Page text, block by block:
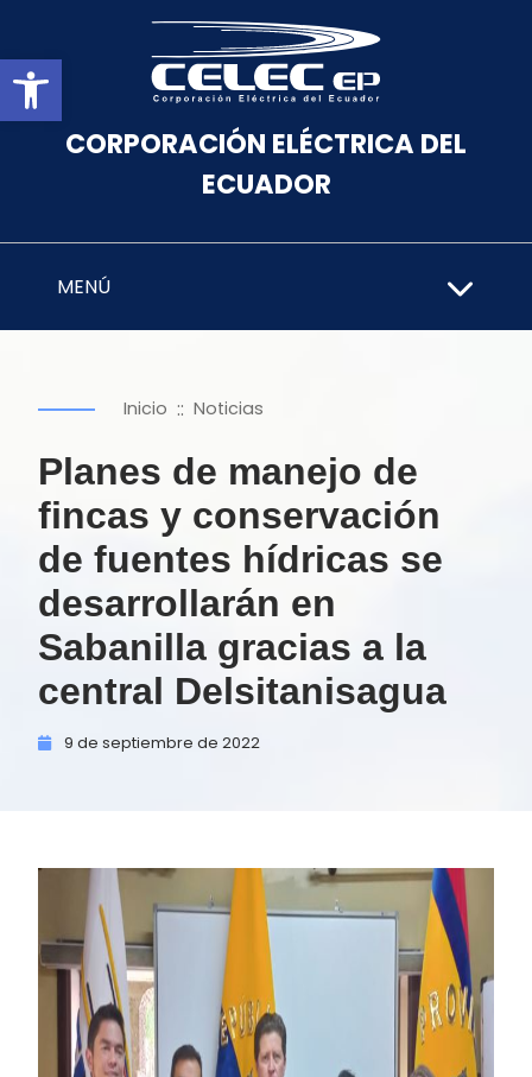
Abrir barra de herramientas
CORPORACIÓN ELÉCTRICA DEL
ECUADOR
MENÚ
Inicio :: Noticias
Planes de manejo de
fincas y conservación
de fuentes hídricas se
desarrollarán en
Sabanilla gracias a la
central Delsitanisagua
9 de septiembre de 2022